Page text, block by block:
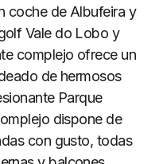
coche de Albufeira y
Vale do Lobo y
complejo ofrece un
de hermosos
Parque
dispone de
con gusto, todas